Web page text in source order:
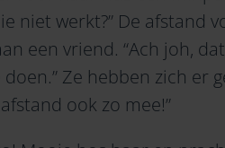
niet werkt?” De afstand
een vriend. “Ach joh,
Ze hebben zich er
ook zo mee!”